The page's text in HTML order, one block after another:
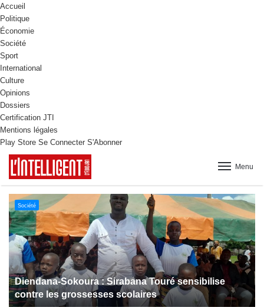
Accueil
Politique
Économie
Société
Sport
International
Culture
Opinions
Dossiers
Certification JTI
Mentions légales
Play Store Se Connecter S'Abonner
Menu
Culture
Dabakala:Le festival FEMUDA 2.0 dévoile des
innovations porteuses d’espoir pour la jeunesse